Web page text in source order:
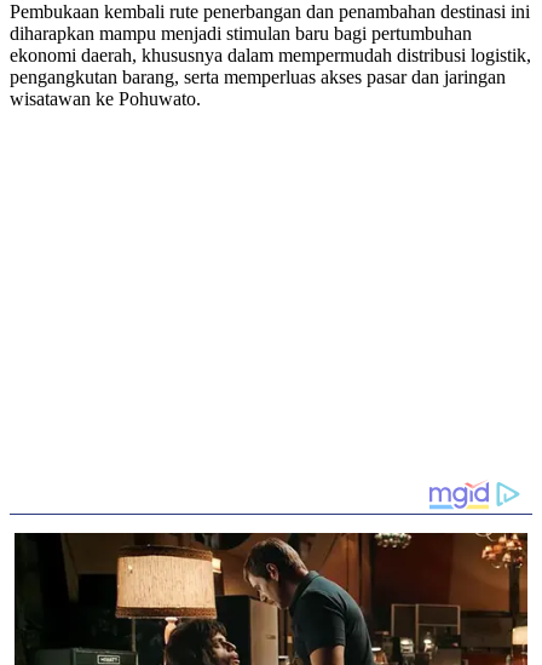
Pembukaan kembali rute penerbangan dan penambahan destinasi ini
diharapkan mampu menjadi stimulan baru bagi pertumbuhan
ekonomi daerah, khususnya dalam mempermudah distribusi logistik,
pengangkutan barang, serta memperluas akses pasar dan jaringan
wisatawan ke Pohuwato.